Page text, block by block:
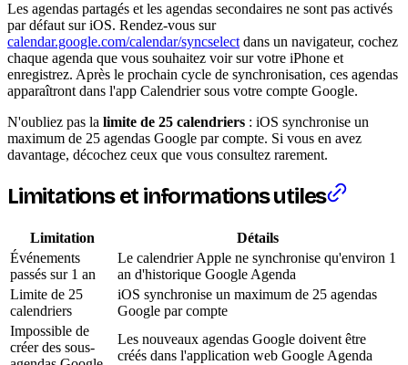
Les agendas partagés et les agendas secondaires ne sont pas activés
par défaut sur iOS. Rendez-vous sur
calendar.google.com/calendar/syncselect dans un navigateur, cochez
chaque agenda que vous souhaitez voir sur votre iPhone et
enregistrez. Après le prochain cycle de synchronisation, ces agendas
apparaîtront dans l'app Calendrier sous votre compte Google.
N'oubliez pas la limite de 25 calendriers : iOS synchronise un
maximum de 25 agendas Google par compte. Si vous en avez
davantage, décochez ceux que vous consultez rarement.
Limitations et informations utiles
Limitation
Détails
Événements
passés sur 1 an
Le calendrier Apple ne synchronise qu'environ 1
an d'historique Google Agenda
Limite de 25
calendriers
iOS synchronise un maximum de 25 agendas
Google par compte
Impossible de
créer des sous-
Les nouveaux agendas Google doivent être
créés dans l'application web Google Agenda